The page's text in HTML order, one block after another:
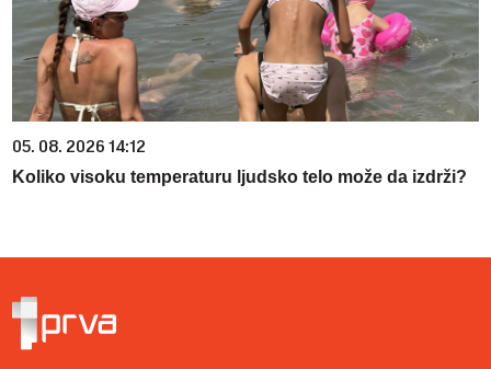
05. 08. 2026 14:12
Koliko visoku temperaturu ljudsko telo može da izdrži?